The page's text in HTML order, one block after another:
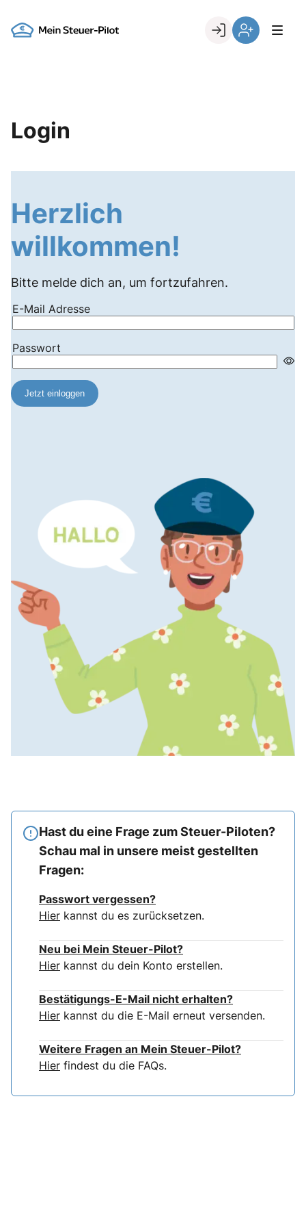
content
Go to landing page.
Login
Herzlich
willkommen!
Bitte melde dich an, um fortzufahren.
Hast du eine Frage zum Steuer-Piloten?
Schau mal in unsere meist gestellten
Fragen:
Passwort vergessen?
Hier kannst du es zurücksetzen.
Neu bei Mein Steuer-Pilot?
Hier kannst du dein Konto erstellen.
Bestätigungs-E-Mail nicht erhalten?
Hier kannst du die E-Mail erneut versenden.
Weitere Fragen an Mein Steuer-Pilot?
Hier findest du die FAQs.